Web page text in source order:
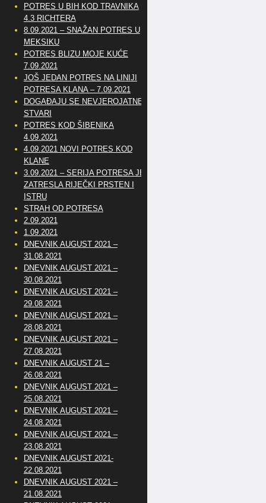
POTRES U BIH KOD TRAVNIKA
4.3 RICHTERA
8.09.2021 – SNAŽAN POTRES U
MEKSIKU
POTRES BLIZU MOJE KUĆE
7.09.2021
JOŠ JEDAN POTRES NA LINIJI
POTRESA KLANA – 7.09.2021
DOGAĐAJU SE NEVJEROJATNE
STVARI
POTRES KOD ŠIBENIKA
4.09.2021
4.09.2021 NOVI POTRES KOD
KLANE
3.09.2021 – SERIJA POTRESA JE
ZATRESLA RIJEČKI PRSTEN I
ISTRU
STRAH OD POTRESA
2.09.2021
1.09.2021
DNEVNIK AUGUST 2021 –
31.08.2021
DNEVNIK AUGUST 2021 –
30.08.2021
DNEVNIK AUGUST 2021 –
29.08.2021
DNEVNIK AUGUST 2021 –
28.08.2021
DNEVNIK AUGUST 2021 –
27.08.2021
DNEVNIK AUGUST 21 –
26.08.2021
DNEVNIK AUGUST 2021 –
25.08.2021
DNEVNIK AUGUST 2021 –
24.08.2021
DNEVNIK AUGUST 2021 –
23.08.2021
DNEVNIK AUGUST 2021-
22.08.2021
DNEVNIK AUGUST 2021 –
21.08.2021